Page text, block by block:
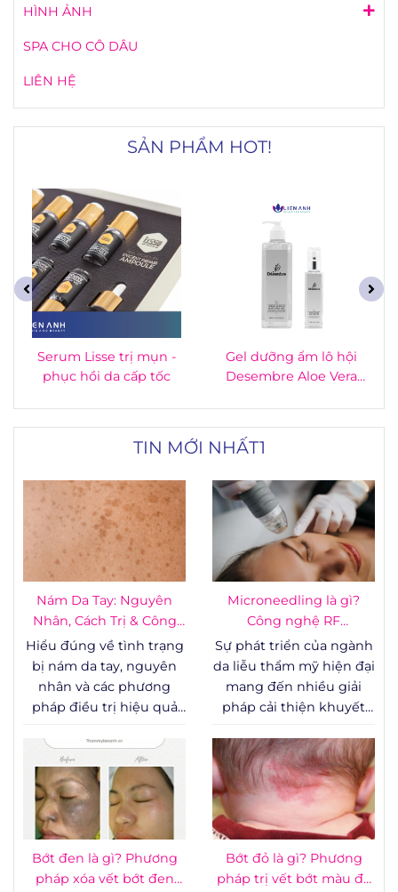
HÌNH ẢNH
SPA CHO CÔ DÂU
LIÊN HỆ
SẢN PHẨM HOT!
Serum Lisse trị mụn -
phục hồi da cấp tốc
Gel dưỡng ẩm lô hội
Desembre Aloe Vera
TIN MỚI NHẤT1
Nám Da Tay: Nguyên
Nhân, Cách Trị & Công
Nghệ
Hiểu đúng về tình trạng
bị nám da tay, nguyên
nhân và các phương
pháp điều trị hiệu quả
lâm sàng – từ chăm sóc
tại nhà đến can thiệp y
khoa chuyên sâu.
Microneedling là gì?
Công nghệ RF
Microneedling - vi kim
RF
Sự phát triển của ngành
da liễu thẩm mỹ hiện đại
mang đến nhiều giải
pháp cải thiện khuyết
như sẹo rỗ, lỗ chân lông
to, rạn da và các dấu
hiệu lão hóa sớm. Trong
số các công nghệ can
thiệp ít xâm lấn, sự kết
hợp giữa cơ học và năng
lượng sóng vô tuyến
Bớt đen là gì? Phương
pháp xóa vết bớt đen
Bớt đỏ là gì? Phương
pháp trị vết bớt màu đỏ